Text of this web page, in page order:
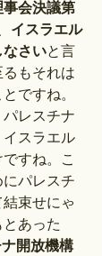
事会決議第
イスラエル
なさいと言
もそれは
ですね。
レスチナ
イスラエル
すね。こ
パレスチ
束せにゃ
あった
開放機構